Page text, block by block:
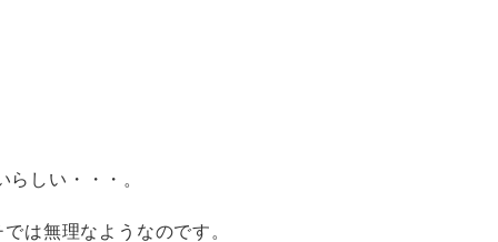
しい・・・。
は無理なようなのです。